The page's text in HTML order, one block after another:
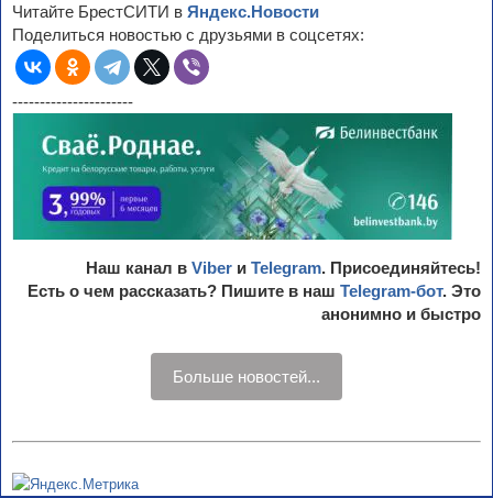
Читайте БрестСИТИ в Яндекс.Новости
Поделиться новостью с друзьями в соцсетях:
----------------------
Наш канал в Viber и Telegram. Присоединяйтесь!
Есть о чем рассказать? Пишите в наш Telegram-бот. Это
анонимно и быстро
Больше новостей...